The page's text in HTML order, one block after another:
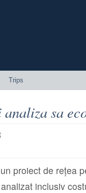
Trips
sa
proiect de reţea
inclusiv